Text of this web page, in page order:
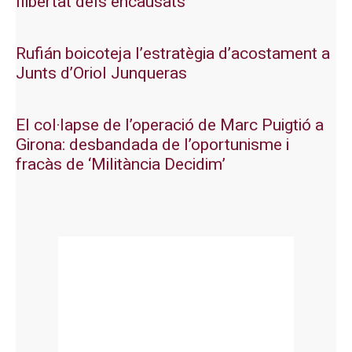
Rufián boicoteja l’estratègia d’acostament a
Junts d’Oriol Junqueras
El col·lapse de l’operació de Marc Puigtió a
Girona: desbandada de l’oportunisme i
fracàs de ‘Militància Decidim’